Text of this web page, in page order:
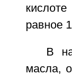
равное
В
масла,